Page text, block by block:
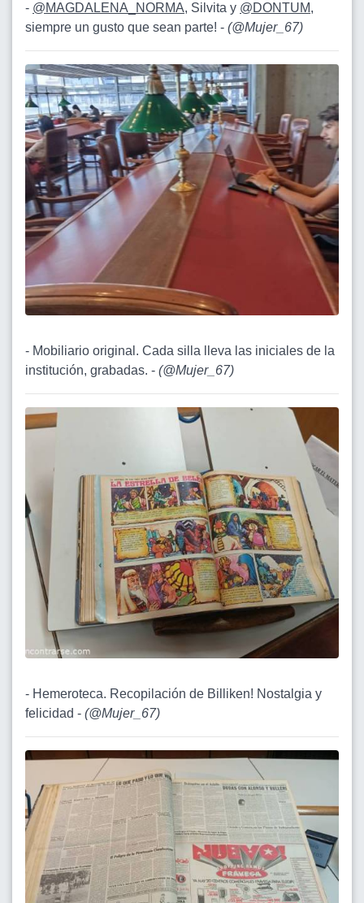
- @MAGDALENA_NORMA, Silvita y @DONTUM,
siempre un gusto que sean parte! - (@Mujer_67)
- Mobiliario original. Cada silla lleva las iniciales de la
institución, grabadas. - (@Mujer_67)
- Hemeroteca. Recopilación de Billiken! Nostalgia y
felicidad - (@Mujer_67)